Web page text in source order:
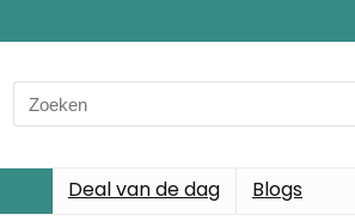
Search
for:
Deal van de dag Blogs